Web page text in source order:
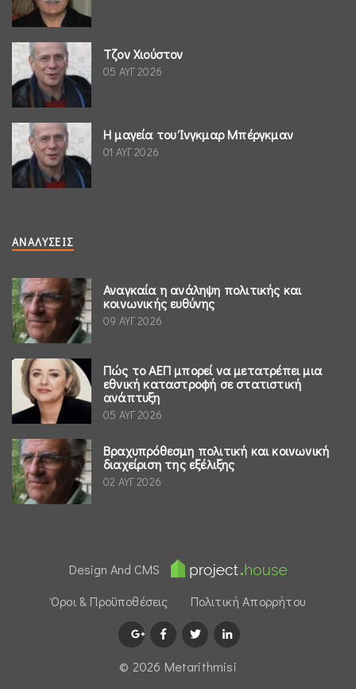
Τζον Χιούστον
05 ΑΥΓ 2026
Η μαγεία του Ίνγκμαρ Μπέργκμαν
01 ΑΥΓ 2026
ΑΝΑΛΎΣΕΙΣ
Αναγκαία η ανάληψη πολιτικής και
κοινωνικής ευθύνης
09 ΑΥΓ 2026
Πώς το ΑΕΠ μπορεί να μετατρέπει μια
εθνική καταστροφή σε στατιστική
ανάπτυξη
05 ΑΥΓ 2026
Βραχυπρόθεσμη πολιτική και κοινωνική
διαχείριση της εξέλιξης
02 ΑΥΓ 2026
Design And CMS
Όροι & Προϋποθέσεις
Πολιτική Απορρήτου
© 2026 Μetarithmisi